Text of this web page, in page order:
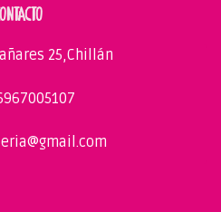
25,Chillán